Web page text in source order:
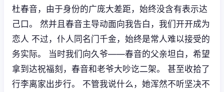
杜春音，由于身份的广庞大差距，始终没含有表示达
己口。 然并且春音主导动面向我告白，我们开开成为
恋人 不过，仆人同名门千金，始终是常人难以接受的
务实际。 当时我们向久爷——春音的父亲坦白，希望
拿到达祝福刻，春音和老爷大吵讫二架。 甚至收拾了
行李离家出步行。 不管我说什么，她浑然不听坚决不